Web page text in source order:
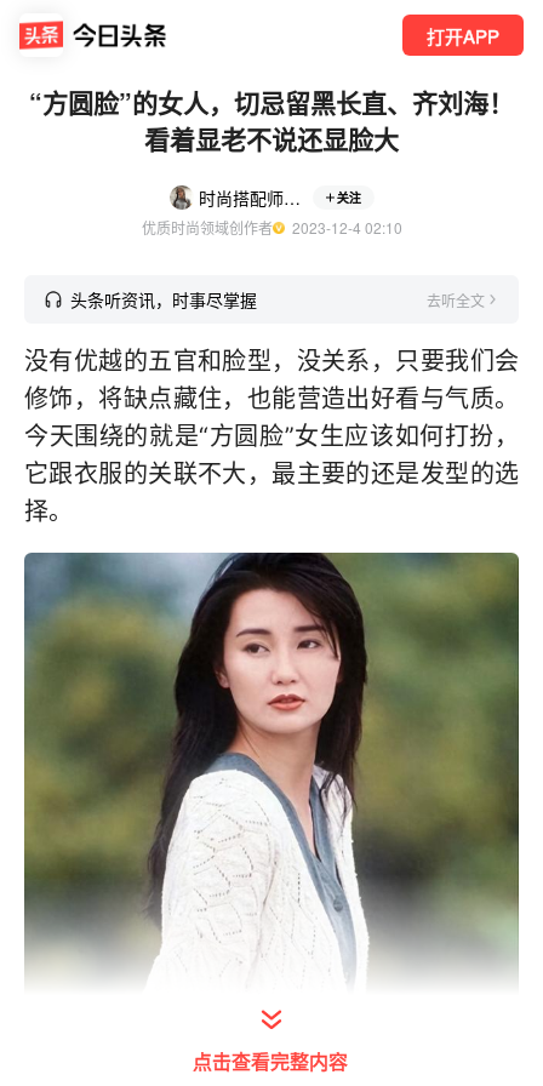
打开APP
“方圆脸”的女人，切忌留黑长直、齐刘海！
看着显老不说还显脸大
时尚搭配师瓜瓜 关注
优质时尚领域创作者
  2023-12-4 02:10
头条听资讯，时事尽掌握 去听全文
没有优越的五官和脸型，没关系，只要我们会
修饰，将缺点藏住，也能营造出好看与气质。
今天围绕的就是“方圆脸”女生应该如何打扮，
它跟衣服的关联不大，最主要的还是发型的选
择。
点击查看完整内容